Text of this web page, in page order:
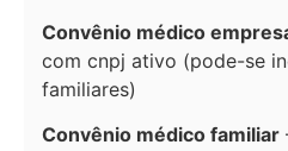
Convênio médico
com cnpj ativo (pode-se
familiares)
Convênio médico familiar